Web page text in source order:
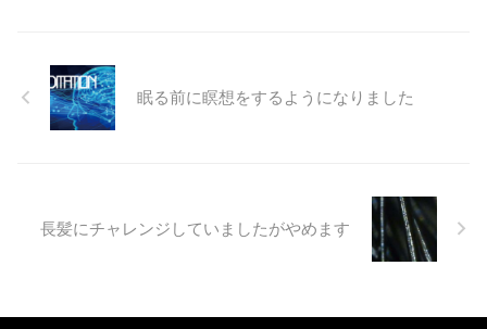
眠る前に瞑想をするようになりました
長髪にチャレンジしていましたがやめます